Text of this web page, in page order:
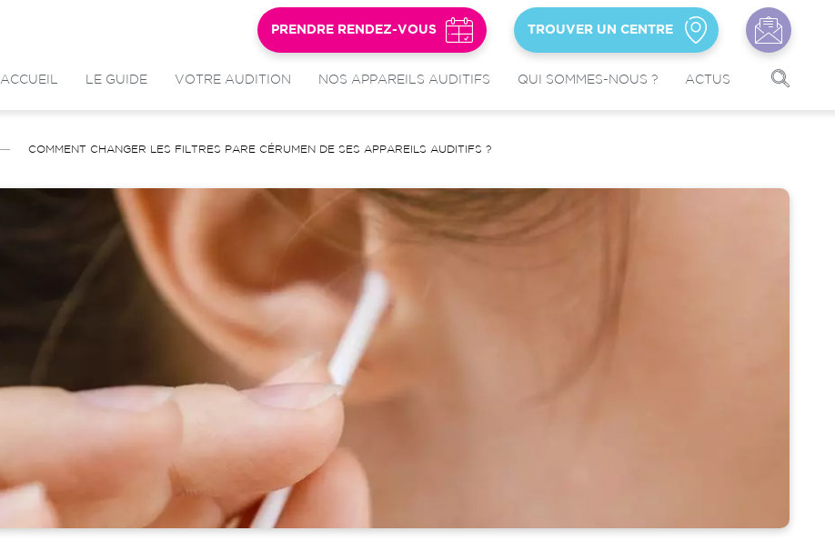
ACCUEIL LE GUIDE VOTRE AUDITION NOS APPAREILS AUDITIFS QUI SOMMES-NOUS ? ACTUS
PRENDRE RENDEZ-VOUS TROUVER UN CENTRE
COMMENT CHANGER LES FILTRES PARE CÉRUMEN DE SES APPAREILS AUDITIFS ?